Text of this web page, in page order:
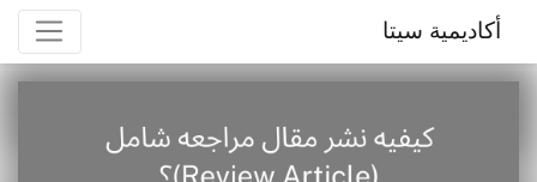
أكاديمية سيتا